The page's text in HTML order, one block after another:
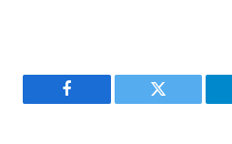
Facebook Twitter